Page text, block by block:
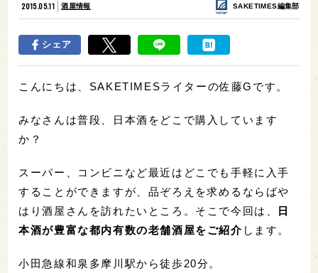
2015.05.11 酒屋情報 SAKETIMES編集部
シェア
こんにちは、SAKETIMESライターの佐藤Gです。
みなさんは普段、日本酒をどこで購入しています
か？
スーパー、コンビニなど最近はどこでも手軽に入手
することができますが、品ぞろえを求めるならばや
はり酒屋さんを訪れたいところ。そこで今回は、
日
本酒が豊富な都内有数の老舗酒屋をご紹介 します。
小田急線和泉多摩川駅から徒歩20分。